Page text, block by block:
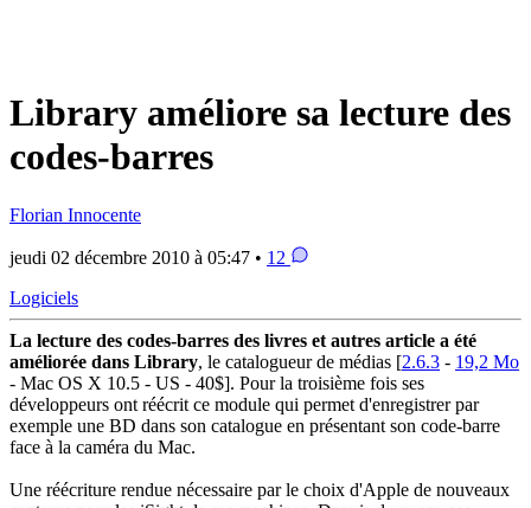
Library améliore sa lecture des
codes-barres
Florian Innocente
jeudi 02 décembre 2010 à 05:47 • 12
Logiciels
La lecture des codes-barres des livres et autres article a été
améliorée dans Library, le catalogueur de médias [2.6.3 - 19,2 Mo
- Mac OS X 10.5 - US - 40$]. Pour la troisième fois ses
développeurs ont réécrit ce module qui permet d'enregistrer par
exemple une BD dans son catalogue en présentant son code-barre
face à la caméra du Mac.
Une réécriture rendue nécessaire par le choix d'Apple de nouveaux